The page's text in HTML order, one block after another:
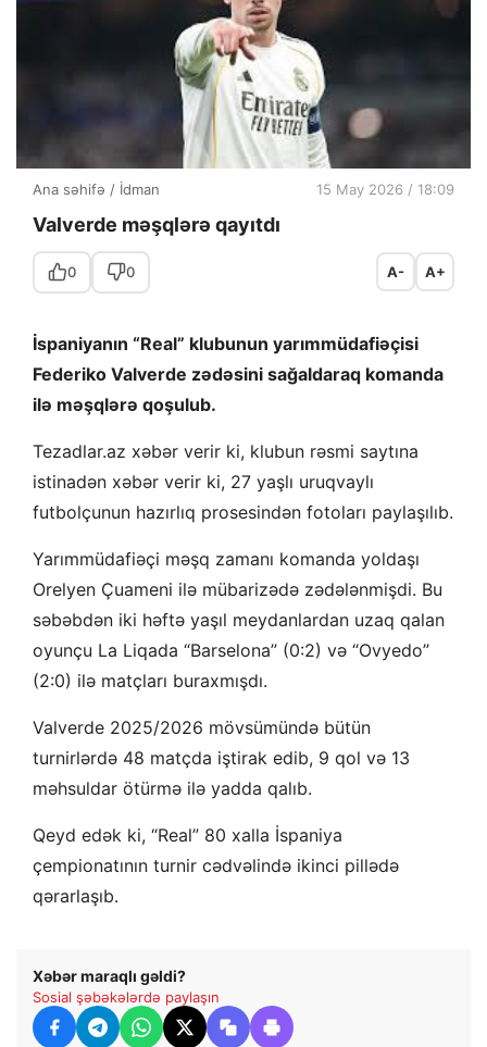
Ana səhifə / İdman 15 May 2026 / 18:09
Valverde məşqlərə qayıtdı
0 0 A- A+
İspaniyanın “Real” klubunun yarımmüdafiəçisi
Federiko Valverde zədəsini sağaldaraq komanda
ilə məşqlərə qoşulub.
Tezadlar.az xəbər verir ki, klubun rəsmi saytına
istinadən xəbər verir ki, 27 yaşlı uruqvaylı
futbolçunun hazırlıq prosesindən fotoları paylaşılıb.
Yarımmüdafiəçi məşq zamanı komanda yoldaşı
Orelyen Çuameni ilə mübarizədə zədələnmişdi. Bu
səbəbdən iki həftə yaşıl meydanlardan uzaq qalan
oyunçu La Liqada “Barselona” (0:2) və “Ovyedo”
(2:0) ilə matçları buraxmışdı.
Valverde 2025/2026 mövsümündə bütün
turnirlərdə 48 matçda iştirak edib, 9 qol və 13
məhsuldar ötürmə ilə yadda qalıb.
Qeyd edək ki, “Real” 80 xalla İspaniya
çempionatının turnir cədvəlində ikinci pillədə
qərarlaşıb.
Xəbər maraqlı gəldi?
Sosial şəbəkələrdə paylaşın